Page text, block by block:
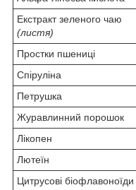
Екстракт зеленого чаю
(листя)
Простки пшениці
Спіруліна
Петрушка
Журавлинний порошок
Лікопен
Лютеїн
Цитрусові біофлавоноїди